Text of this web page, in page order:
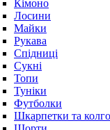
Кімоно
Лосини
Майки
Рукава
Спідниці
Сукні
Топи
Туніки
Футболки
Шкарпетки та